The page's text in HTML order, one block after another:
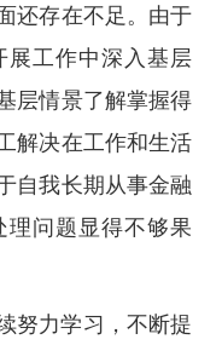
还存在不足。由于
展工作中深入基层
层情景了解掌握得
解决在工作和生活
自我长期从事金融
问题显得不够果
努力学习，不断提